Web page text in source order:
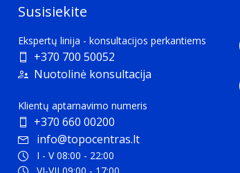
Susisiekite
Ekspertų linija - konsultacijos perkantiems
+370 700 50052
Nuotolinė konsultacija
Klientų aptarnavimo numeris
+370 660 00200
info@topocentras.lt
I - V 08:00 - 22:00